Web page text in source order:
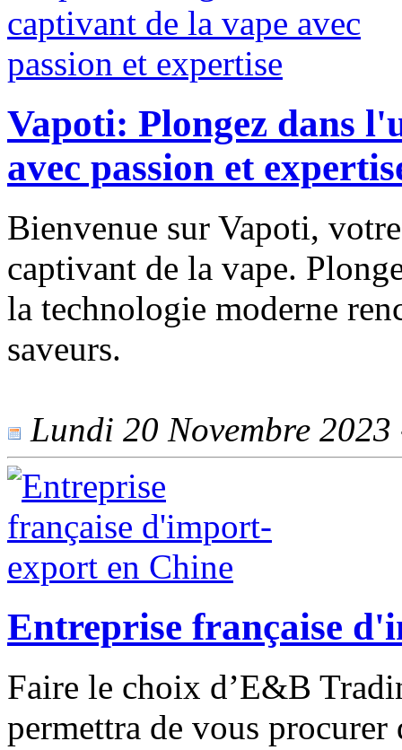
Vapoti: Plongez dans
avec passion et
Bienvenue sur Vapoti,
captivant de la vape.
la technologie moderne
saveurs.
Lundi 20 Novembre 2023
Entreprise française
Faire le choix d’E&B
permettra de vous